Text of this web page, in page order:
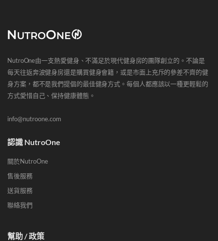
NutroOne由一支熱愛健身、不滿足於現代健身房的團隊創立的。不論是
每天往返奔波健身房還是購買健身會籍，或是市面上充斥的參差不齊的健
身方案，都不是我們提倡的最佳健身方式。每個人都應該以一種更輕鬆的
方式愛惜自己、保持健康體態。
info@nutroone.com
認識 NutroOne
關於NutroOne
售後服務
送貨服務
聯絡我們
幫助 / 政策